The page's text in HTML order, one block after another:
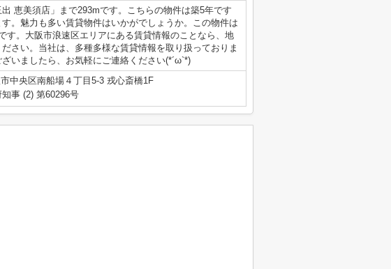
恵美須店」まで293mです。こちらの物件は築5年です
。魅力も多い賃貸物件はいかがでしょうか。この物件は
す。大阪市浪速区エリアにある賃貸情報のことなら、地
さい。当社は、多種多様な賃貸情報を取り扱っておりま
いましたら、お気軽にご連絡ください(*´ω`*)
中央区南船場４丁目5-3 戎心斎橋1F
知事 (2) 第60296号